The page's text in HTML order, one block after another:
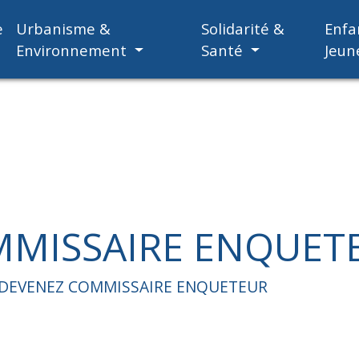
Urbanisme &
Environnement
Solidarité &
Santé
COMMISSAIRE ENQUETEUR